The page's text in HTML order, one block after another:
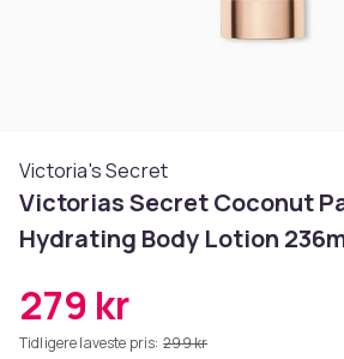
Victoria's Secret
Victorias Secret Coconut
Hydrating Body Lotion
279 kr
Tidligere laveste pris: 299 kr